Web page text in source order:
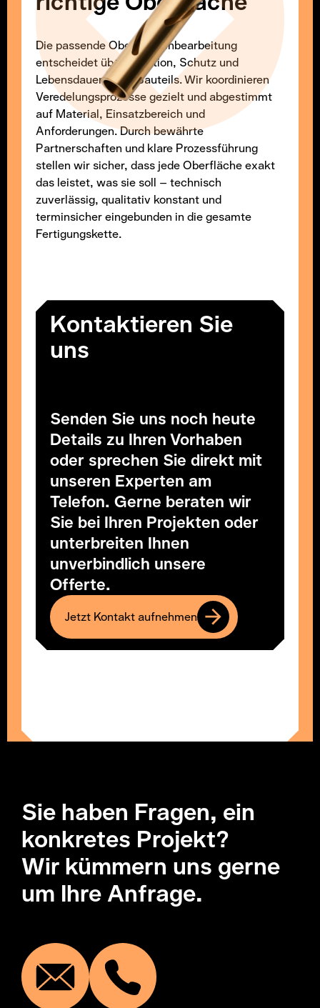
Die passende Oberflächenbearbeitung
entscheidet über Funktion, Schutz und
Lebensdauer eines Bauteils. Wir koordinieren
Veredelungsprozesse gezielt und abgestimmt
auf Material, Einsatzbereich und
Anforderungen. Durch bewährte
Partnerschaften und klare Prozessführung
stellen wir sicher, dass jede Oberfläche exakt
das leistet, was sie soll – technisch
zuverlässig, qualitativ konstant und
terminsicher eingebunden in die gesamte
Fertigungskette.
Kontaktieren Sie
uns
Senden Sie uns noch heute
Details zu Ihren Vorhaben
oder sprechen Sie direkt mit
unseren Experten am
Telefon. Gerne beraten wir
Sie bei Ihren Projekten oder
unterbreiten Ihnen
unverbindlich unsere
Offerte.
Jetzt Kontakt aufnehmen
Sie haben Fragen, ein
konkretes Projekt?
Wir kümmern uns gerne
um Ihre Anfrage.